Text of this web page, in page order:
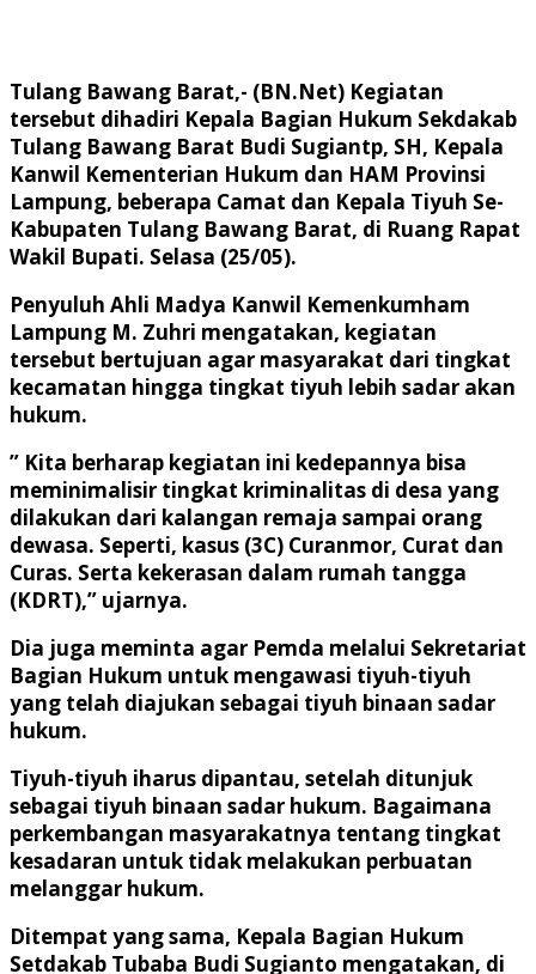
Tulang Bawang Barat,- (BN.Net) Kegiatan
tersebut dihadiri Kepala Bagian Hukum Sekdakab
Tulang Bawang Barat Budi Sugiantp, SH, Kepala
Kanwil Kementerian Hukum dan HAM Provinsi
Lampung, beberapa Camat dan Kepala Tiyuh Se-
Kabupaten Tulang Bawang Barat, di Ruang Rapat
Wakil Bupati. Selasa (25/05).
Penyuluh Ahli Madya Kanwil Kemenkumham
Lampung M. Zuhri mengatakan, kegiatan
tersebut bertujuan agar masyarakat dari tingkat
kecamatan hingga tingkat tiyuh lebih sadar akan
hukum.
” Kita berharap kegiatan ini kedepannya bisa
meminimalisir tingkat kriminalitas di desa yang
dilakukan dari kalangan remaja sampai orang
dewasa. Seperti, kasus (3C) Curanmor, Curat dan
Curas. Serta kekerasan dalam rumah tangga
(KDRT),” ujarnya.
Dia juga meminta agar Pemda melalui Sekretariat
Bagian Hukum untuk mengawasi tiyuh-tiyuh
yang telah diajukan sebagai tiyuh binaan sadar
hukum.
Tiyuh-tiyuh iharus dipantau, setelah ditunjuk
sebagai tiyuh binaan sadar hukum. Bagaimana
perkembangan masyarakatnya tentang tingkat
kesadaran untuk tidak melakukan perbuatan
melanggar hukum.
Ditempat yang sama, Kepala Bagian Hukum
Setdakab Tubaba Budi Sugianto mengatakan, di